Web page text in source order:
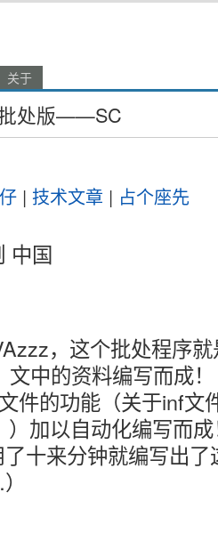
关于
处版——SC
| 技术文章 | 占个座先
中国
，这个批处程序
中的资料编写而成！
件的功能（关于inf文
加以自动化编写而
十来分钟就编写出